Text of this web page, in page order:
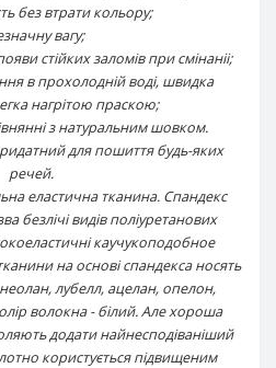
без втрати кольору;
вагу;
стійких заломів при смінаніі;
в прохолодній воді, швидка
нагрітою праскою;
з натуральним шовком.
для пошиття будь-яких
речей.
еластична тканина. Спандекс
безлічі видів поліуретанових
каучукоподобное
на основі спандекса носять
лубелл, ацелан, опелон,
волокна - білий. Але хороша
додати найнесподіваніший
користується підвищеним